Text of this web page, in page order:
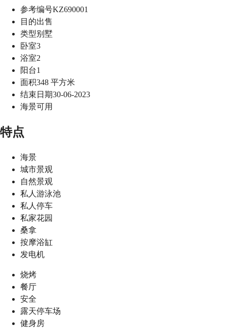
参考编号KZ690001
目的出售
类型别墅
卧室3
浴室2
阳台1
面积348 平方米
结束日期30-06-2023
海景可用
特点
海景
城市景观
自然景观
私人游泳池
私人停车
私家花园
桑拿
按摩浴缸
发电机
烧烤
餐厅
安全
露天停车场
健身房